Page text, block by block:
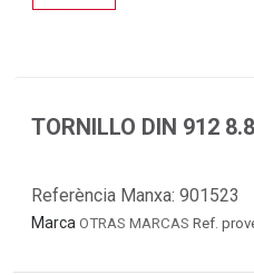
TORNILLO DIN 912
Referència Manxa: 901523
Marca OTRAS MARCAS Ref.